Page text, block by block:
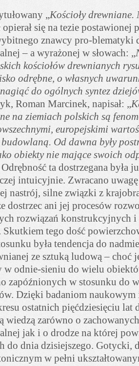
„Kościoły
opierał się na tezie postawionej
znawcy pro-blematyki
– a wyrażonej w słowach: „
kościołów drewnianych
odrębne, o własnych
do ogólnych syntez
Roman Marcinek, napisał: „
na ziemiach polskich są
europejskimi
Od dawna były
obiekty nie mające swoich
Odrębność ta dostrzegana była
intuicyjnie. Zwracano
nastrój, silne związki z
dostrzec ani jej procesów
rozwiązań konstrukcyjnych
tego dość
była tendencja do
ze sztuką ludową – choć
w odnie-sieniu do wielu
zapóźnionych w stosunku do
Dzięki badaniom
ostatnich pięćdziesięciu lat
wiedzą zarówno o
jak i o drodze na której
do dnia dzisiejszego. Gotycki,
w pełni